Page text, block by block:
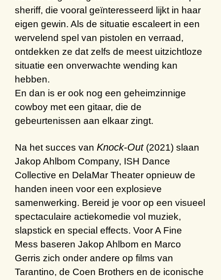
sheriff, die vooral geïnteresseerd lijkt in haar
eigen gewin. Als de situatie escaleert in een
wervelend spel van pistolen en verraad,
ontdekken ze dat zelfs de meest uitzichtloze
situatie een onverwachte wending kan
hebben.
En dan is er ook nog een geheimzinnige
cowboy met een gitaar, die de
gebeurtenissen aan elkaar zingt.
Na het succes van Knock-Out(2021) slaan
Jakop Ahlbom Company, ISH Dance
Collective en DelaMar Theater opnieuw de
handen ineen voor een explosieve
samenwerking. Bereid je voor op een visueel
spectaculaire actiekomedie vol muziek,
slapstick en special effects. VoorA Fine
Mess baseren Jakop Ahlbom en Marco
Gerris zich onder andere op films van
Tarantino, de Coen Brothers en de iconische